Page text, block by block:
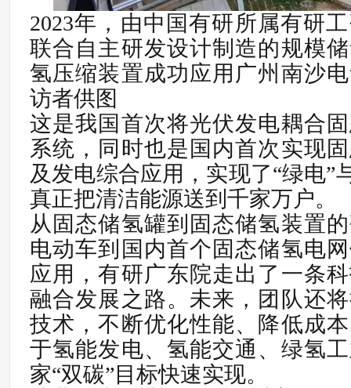
2023年，由中国有研所属有研
联合自主研发设计制造的规模
氢压缩装置成功应用广州南沙
访者供图
这是我国首次将光伏发电耦合
系统，同时也是国内首次实现
及发电综合应用，实现了“绿电”
真正把清洁能源送到千家万户。
从固态储氢罐到固态储氢装置
电动车到国内首个固态储氢电
应用，有研广东院走出了一条
融合发展之路。未来，团队还
技术，不断优化性能、降低成
于氢能发电、氢能交通、绿氢
家“双碳”目标快速实现。